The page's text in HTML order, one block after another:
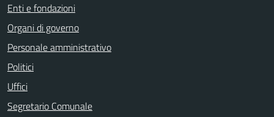
Enti e fondazioni
Organi di governo
Personale amministrativo
Politici
Uffici
Segretario Comunale